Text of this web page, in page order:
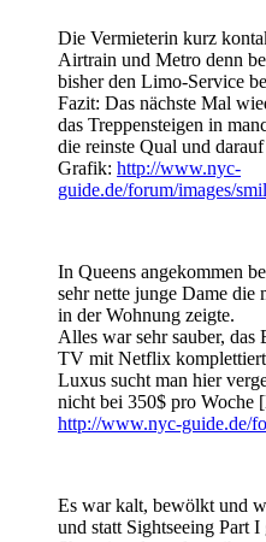
Die Vermieterin kurz
Airtrain und Metro denn
bisher den Limo-Service
Fazit: Das nächste Mal
das Treppensteigen in
die reinste Qual und
Grafik: http://www.nyc-
guide.de/forum/images/
In Queens angekommen
sehr nette junge Dame die
in der Wohnung zeigte.
Alles war sehr sauber, das
TV mit Netflix
Luxus sucht man hier
nicht bei 350$ pro Woche
http://www.nyc-guide.de/
Es war kalt, bewölkt und
und statt Sightseeing Part